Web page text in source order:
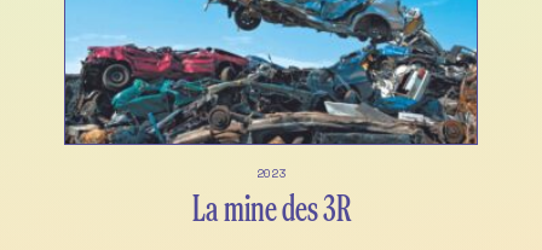
2023
La mine des 3R